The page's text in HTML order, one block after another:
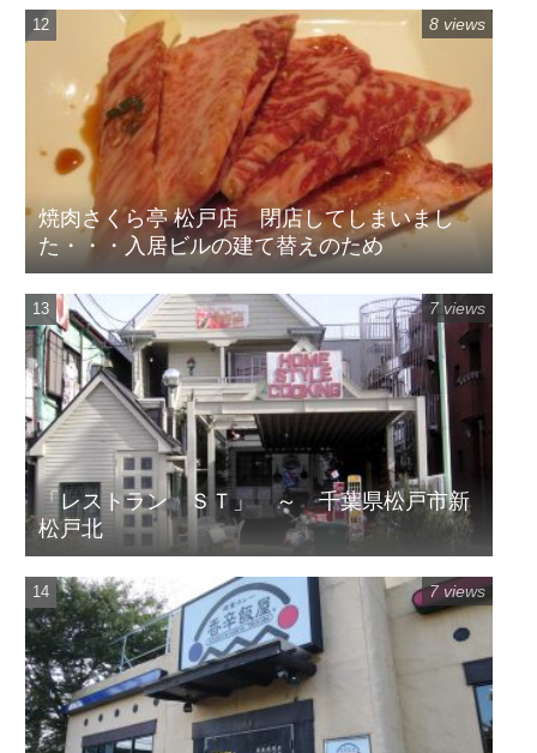
焼肉さくら亭 松戸店 閉店してしまいまし
た・・・入居ビルの建て替えのため
8 views
「レストラン ＳＴ」 ～ 千葉県松戸市新
松戸北
7 views
7 views